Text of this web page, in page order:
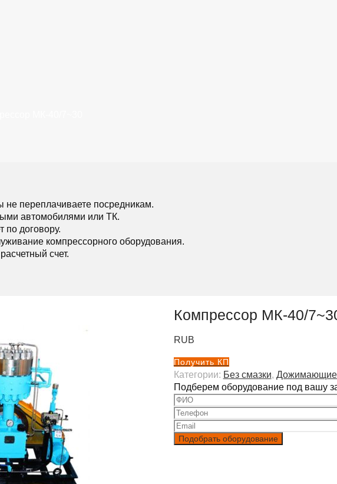
не переплачиваете посредникам.
автомобилями или ТК.
по договору.
компрессорного оборудования.
счет.
Компрессор МК-40/
RUB
Получить КП
Категории: Без смазки,
Подберем оборудование под вашу